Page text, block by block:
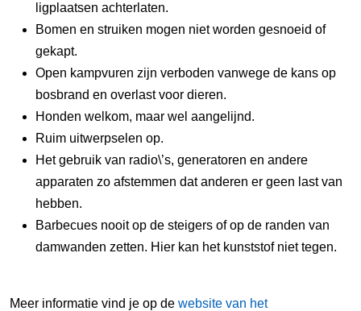
ligplaatsen achterlaten.
Bomen en struiken mogen niet worden gesnoeid of
gekapt.
Open kampvuren zijn verboden vanwege de kans op
bosbrand en overlast voor dieren.
Honden welkom, maar wel aangelijnd.
Ruim uitwerpselen op.
Het gebruik van radio\’s, generatoren en andere
apparaten zo afstemmen dat anderen er geen last van
hebben.
Barbecues nooit op de steigers of op de randen van
damwanden zetten. Hier kan het kunststof niet tegen.
Meer informatie vind je op de website van het